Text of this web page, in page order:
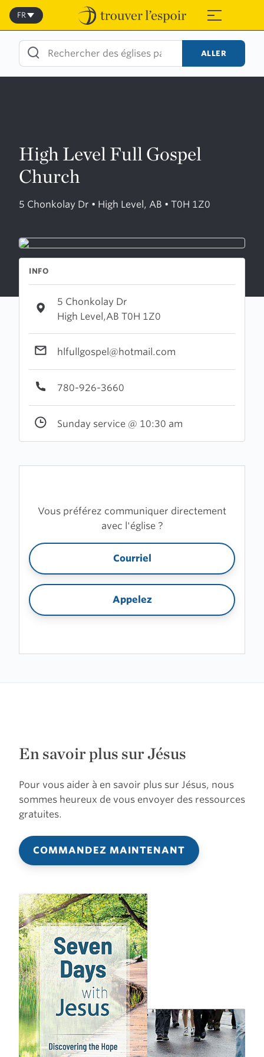
Skip
content
≡
FR
ALLER
High Level Full Gospel
Church
5 Chonkolay Dr • High Level, AB • T0H 1Z0
INFO
5 Chonkolay Dr
High Level,AB T0H 1Z0
hlfullgospel@hotmail.com
780-926-3660
Sunday service @ 10:30 am
Vous préférez communiquer directement
avec l'église ?
Courriel
Appelez
En savoir plus sur Jésus
Pour vous aider à en savoir plus sur Jésus, nous
sommes heureux de vous envoyer des ressources
gratuites.
COMMANDEZ MAINTENANT